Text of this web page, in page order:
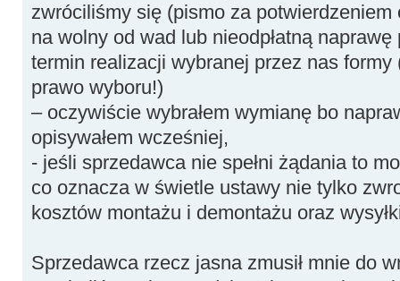
zwróciliśmy się (pismo za
na wolny od wad lub nieodpłatną
termin realizacji wybranej przez nas
prawo wyboru!)
– oczywiście wybrałem wymianę bo
opisywałem wcześniej,
- jeśli sprzedawca nie spełni żądania to
co oznacza w świetle ustawy nie tylko
kosztów montażu i demontażu oraz
Sprzedawca rzecz jasna zmusił mnie do